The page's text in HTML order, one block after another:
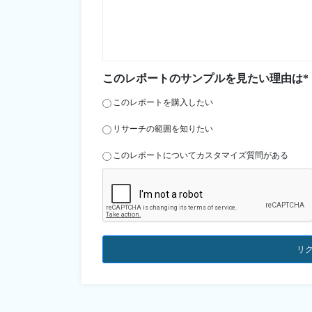
このレポートのサンプルを見たい理由は*
このレポートを購入したい
リサーチの範囲を知りたい
このレポートについてカスタマイズ質問がある
リ